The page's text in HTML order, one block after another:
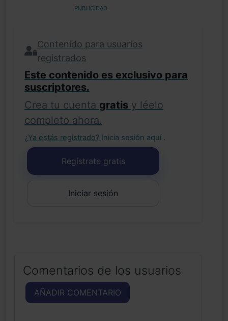
PUBLICIDAD
Contenido para usuarios
registrados
Este contenido es exclusivo para
suscriptores.
Crea tu cuenta gratis y léelo
completo ahora.
¿Ya estás registrado? Inicia sesión aquí .
Regístrate gratis
Iniciar sesión
Comentarios de los usuarios
AÑADIR COMENTARIO